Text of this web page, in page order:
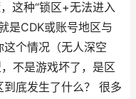
这种“锁区+无法进入
是CDK或账号地区与
个情况（无人深空
不是游戏坏了，是区
底发生了什么？ 很多